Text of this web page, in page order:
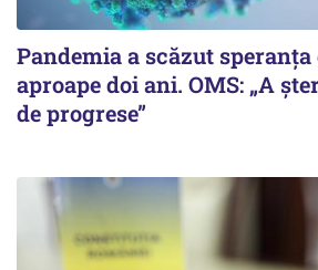
Pandemia a scăzut
aproape doi ani. OMS: „A
de progrese”